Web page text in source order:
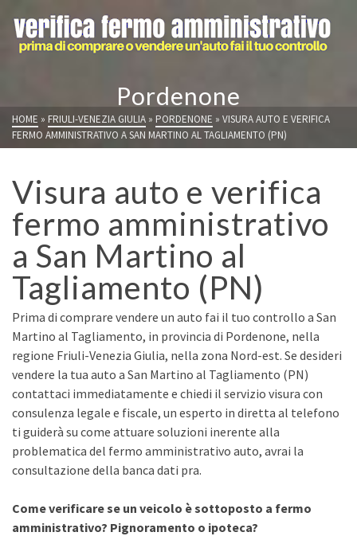
Pordenone
HOME » FRIULI-VENEZIA GIULIA » PORDENONE » VISURA AUTO E VERIFICA
FERMO AMMINISTRATIVO A SAN MARTINO AL TAGLIAMENTO (PN)
Visura auto e verifica
fermo amministrativo
a San Martino al
Tagliamento (PN)
Prima di comprare vendere un auto fai il tuo controllo a San
Martino al Tagliamento, in provincia di Pordenone, nella
regione Friuli-Venezia Giulia, nella zona Nord-est. Se desideri
vendere la tua auto a San Martino al Tagliamento (PN)
contattaci immediatamente e chiedi il servizio visura con
consulenza legale e fiscale, un esperto in diretta al telefono
ti guiderà su come attuare soluzioni inerente alla
problematica del fermo amministrativo auto, avrai la
consultazione della banca dati pra.
Come verificare se un veicolo è sottoposto a fermo
amministrativo? Pignoramento o ipoteca?